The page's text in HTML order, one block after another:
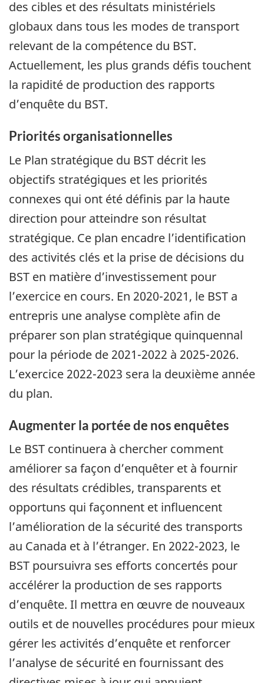
des cibles et des résultats ministériels
globaux dans tous les modes de transport
relevant de la compétence du BST.
Actuellement, les plus grands défis touchent
la rapidité de production des rapports
d’enquête du BST.
Priorités organisationnelles
Le Plan stratégique du BST décrit les
objectifs stratégiques et les priorités
connexes qui ont été définis par la haute
direction pour atteindre son résultat
stratégique. Ce plan encadre l’identification
des activités clés et la prise de décisions du
BST en matière d’investissement pour
l’exercice en cours. En 2020-2021, le BST a
entrepris une analyse complète afin de
préparer son plan stratégique quinquennal
pour la période de 2021-2022 à 2025-2026.
L’exercice 2022-2023 sera la deuxième année
du plan.
Augmenter la portée de nos enquêtes
Le BST continuera à chercher comment
améliorer sa façon d’enquêter et à fournir
des résultats crédibles, transparents et
opportuns qui façonnent et influencent
l’amélioration de la sécurité des transports
au Canada et à l’étranger. En 2022-2023, le
BST poursuivra ses efforts concertés pour
accélérer la production de ses rapports
d’enquête. Il mettra en œuvre de nouveaux
outils et de nouvelles procédures pour mieux
gérer les activités d’enquête et renforcer
l’analyse de sécurité en fournissant des